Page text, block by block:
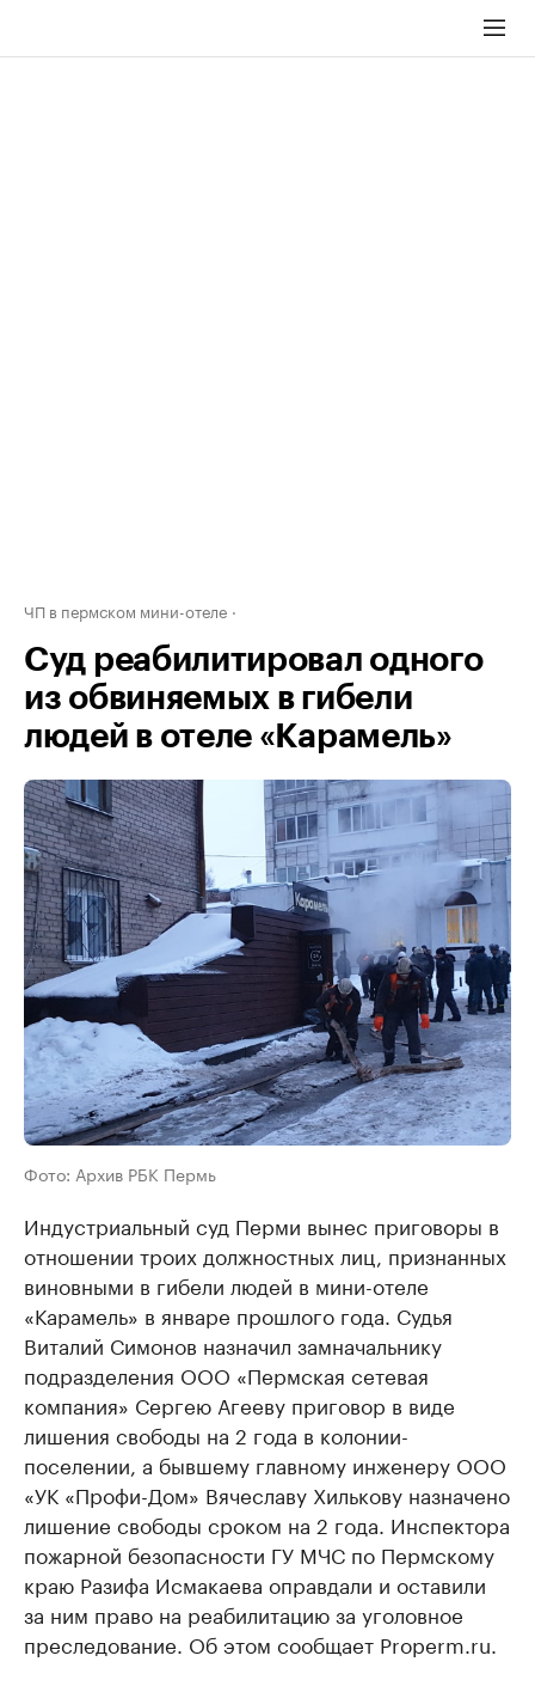
ЧП в пермском мини-отеле
Суд реабилитировал одного
из обвиняемых в гибели
людей в отеле «Карамель»
Фото: Архив РБК Пермь
Индустриальный суд Перми вынес приговоры в
отношении троих должностных лиц, признанных
виновными в гибели людей в мини-отеле
«Карамель» в январе прошлого года. Судья
Виталий Симонов назначил замначальнику
подразделения ООО «Пермская сетевая
компания» Сергею Агееву приговор в виде
лишения свободы на 2 года в колонии-
поселении, а бывшему главному инженеру ООО
«УК «Профи-Дом» Вячеславу Хилькову назначено
лишение свободы сроком на 2 года. Инспектора
пожарной безопасности ГУ МЧС по Пермскому
краю Разифа Исмакаева оправдали и оставили
за ним право на реабилитацию за уголовное
преследование. Об этом сообщает Properm.ru.